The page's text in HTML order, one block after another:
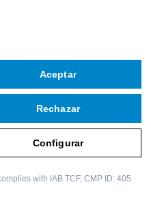
BOLETIN
Configurar
Rechazar
Aceptar
with IAB TCF, CMP ID: 405